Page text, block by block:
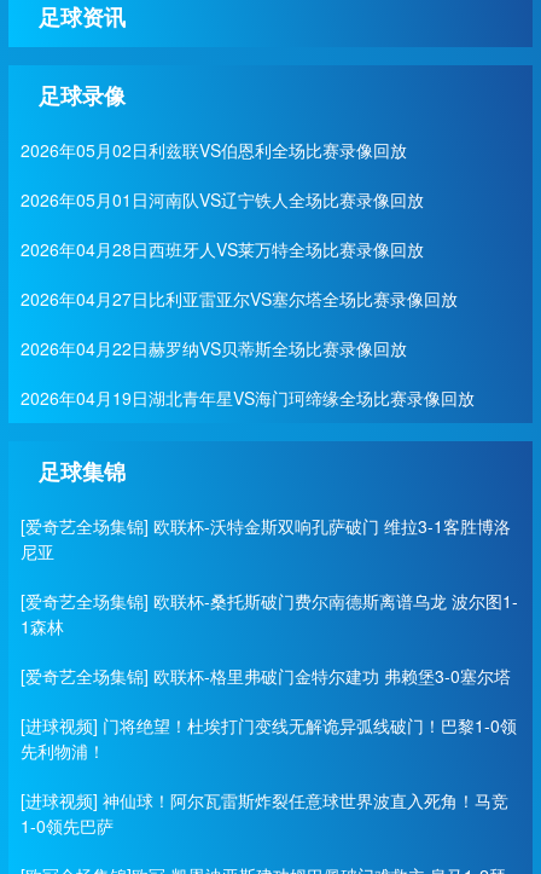
足球资讯
足球录像
2026年05月02日利兹联VS伯恩利全场比赛录像回放
2026年05月01日河南队VS辽宁铁人全场比赛录像回放
2026年04月28日西班牙人VS莱万特全场比赛录像回放
2026年04月27日比利亚雷亚尔VS塞尔塔全场比赛录像回放
2026年04月22日赫罗纳VS贝蒂斯全场比赛录像回放
2026年04月19日湖北青年星VS海门珂缔缘全场比赛录像回放
足球集锦
[爱奇艺全场集锦] 欧联杯-沃特金斯双响孔萨破门 维拉3-1客胜博洛
尼亚
[爱奇艺全场集锦] 欧联杯-桑托斯破门费尔南德斯离谱乌龙 波尔图1-
1森林
[爱奇艺全场集锦] 欧联杯-格里弗破门金特尔建功 弗赖堡3-0塞尔塔
[进球视频] 门将绝望！杜埃打门变线无解诡异弧线破门！巴黎1-0领
先利物浦！
[进球视频] 神仙球！阿尔瓦雷斯炸裂任意球世界波直入死角！马竞
1-0领先巴萨